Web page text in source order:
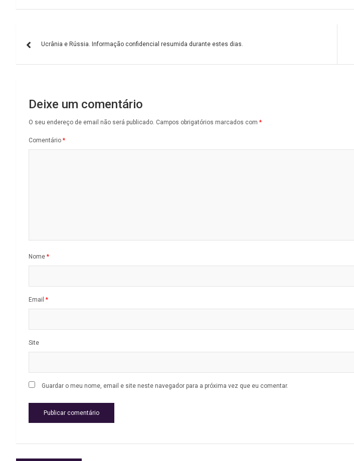
de
Ucrânia e Rússia. Informação confidencial resumida durante estes dias.
Deixe um comentário
O seu endereço de email não será publicado. Campos obrigatórios marcados com *
Comentário *
Nome *
Email *
Site
Guardar o meu nome, email e site neste navegador para a próxima vez que eu comentar.